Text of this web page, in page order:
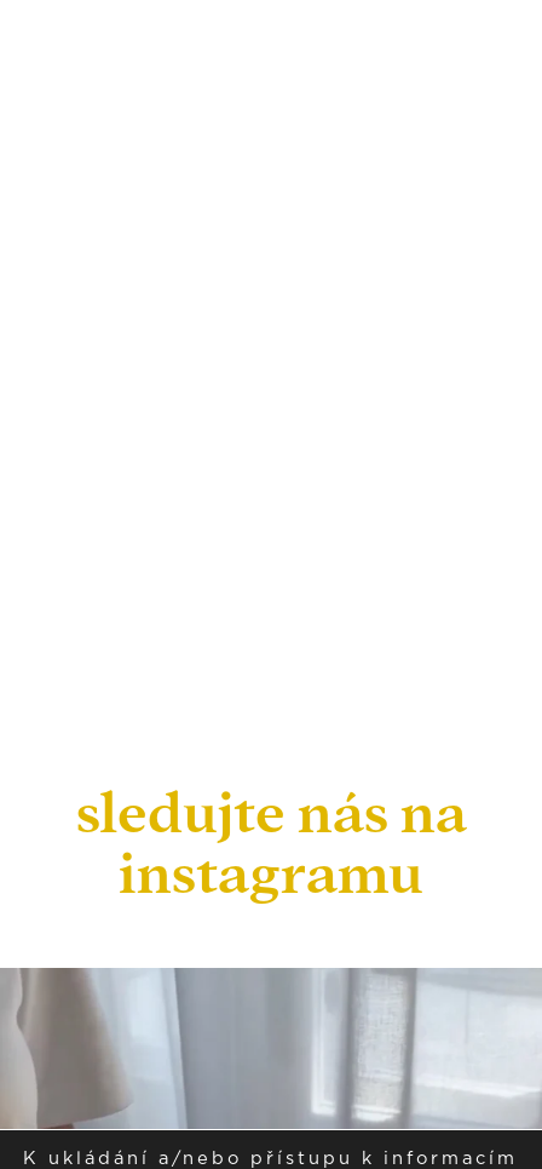
sledujte nás na
instagramu
K ukládání a/nebo přístupu k informacím